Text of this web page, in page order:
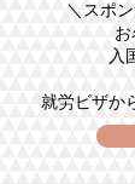
＼スポ
入
就労ビザか